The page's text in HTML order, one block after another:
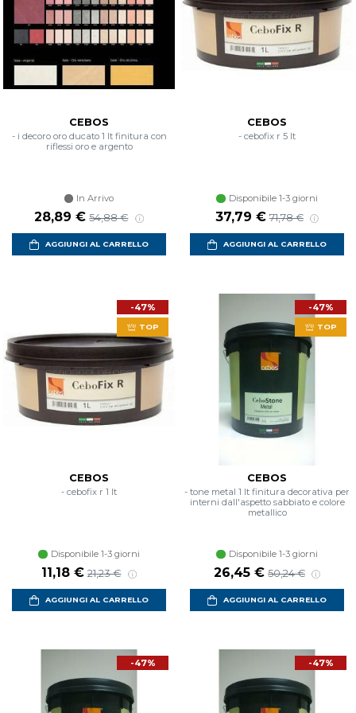
CEBOS
- i decoro oro ducato 1 lt finitura con
riflessi oro e argento
In Arrivo
Prezzo scontato
28,89 € Prezzo di listino
54,88 €
AGGIUNGI AL CARRELLO
CEBOS
- cebofix r 5 lt
Disponibile 1-3 giorni
Prezzo scontato
37,79 € Prezzo di
71,78 €
AGGIUNGI AL CARRELLO
-47%
TOP
CEBOS
- cebofix r 1 lt
Disponibile 1-3 giorni
Prezzo scontato
11,18 € Prezzo di listino
21,23 €
AGGIUNGI AL CARRELLO
-47%
TOP
CEBOS
- tone metal 1 lt finitura decorativa per
interni dall'aspetto sabbiato e colore
metallico
Disponibile 1-3 giorni
Prezzo scontato
26,45 € Prezzo di listino
50,24 €
AGGIUNGI AL CARRELLO
-47% -47%